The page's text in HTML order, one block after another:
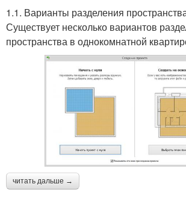
1.1. Варианты разделения
Существует несколько вариантов
пространства в однокомнатной
читать дальше →